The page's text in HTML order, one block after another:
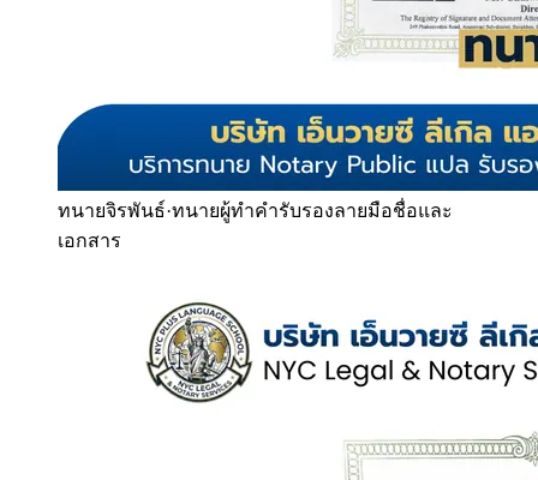
ทนายจิรพันธ์·ทนายผู้ทำคำรับรองลายมือชื่อและ
เอกสาร